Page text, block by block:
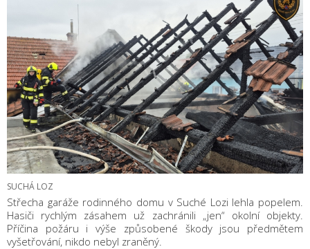
SUCHÁ LOZ
Střecha garáže rodinného domu v Suché Lozi lehla popelem.
Hasiči rychlým zásahem už zachránili „jen“ okolní objekty.
Příčina požáru i výše způsobené škody jsou předmětem
vyšetřování, nikdo nebyl zraněný.